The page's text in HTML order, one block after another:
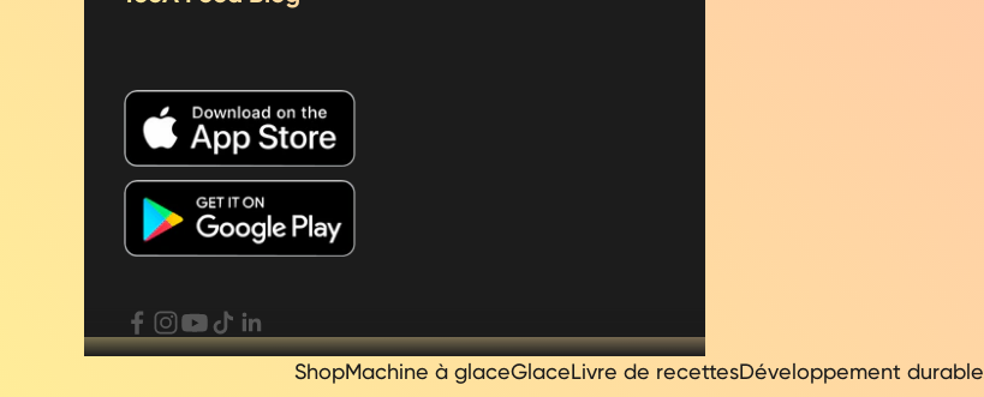
ShopMachine à glaceGlaceLivre de recettesDéveloppement durable